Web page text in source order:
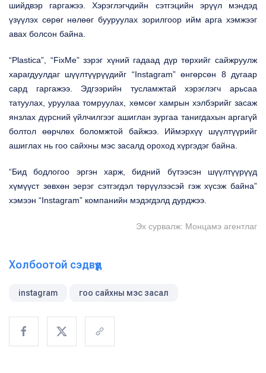
шийдвэр гаргажээ. Хэрэглэгчдийн сэтгэцийн эрүүл мэндэд
үзүүлэх сөрөг нөлөөг бууруулах зорилгоор ийм арга хэмжээг
авах болсон байна.
“Plastica”, “FixMe” зэрэг хүний гадаад дүр төрхийг сайжруулж
харагдуулдаг шүүлтүүрүүдийг “Instagram” өнгөрсөн 8 дугаар
сард гаргажээ. Эдгээрийн тусламжтай хэрэглэгч арьсаа
татуулах, уруулаа томруулах, хөмсөг хамрын хэлбэрийг засаж
янзлах дүрсний үйлчилгээг ашиглан зургаа танигдахын аргагүй
болтол өөрчлөх боломжтой байжээ. Иймэрхүү шүүлтүүрийг
ашиглах нь гоо сайхны мэс засалд ороход хүргэдэг байна.
“Бид бодлогоо эргэн харж, бидний бүтээсэн шүүлтүүрүүд
хүмүүст зөвхөн эерэг сэтгэгдэл төрүүлээсэй гэж хүсэж байна”
хэмээн “Instagram” компанийн мэдэгдэлд дурджээ.
Эх сурвалж: Монцамэ агентлаг
Холбоотой сэдвүүд
instagram гоо сайхны мэс засал